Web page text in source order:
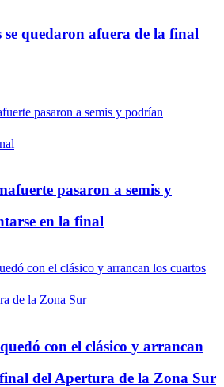
se quedaron afuera de la final
pasaron a semis y
en la final
con el clásico y arrancan
del Apertura de la Zona Sur